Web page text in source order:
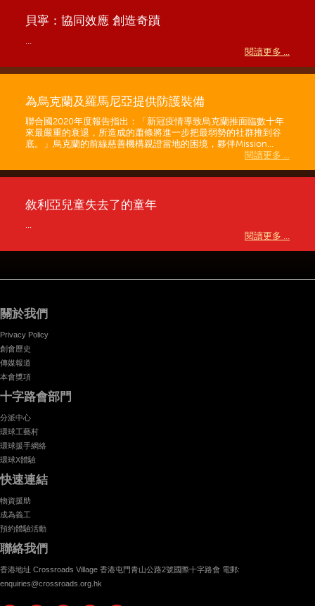
貝寧：協同效應 創造奇蹟
...
閱讀更多 ...
為烏克蘭及羅馬尼亞提供防護裝備
聯合國2020年度報告指出：「新冠疫情導致烏克蘭推面臨數十年
來最嚴重的衰退，所造成的蕭條將進一步把最弱勢的社群推到谷
底。」烏克蘭的前線慈善機構親證當地的困境，夥伴Mission...
閱讀更多 ...
敘利亞兒童失去了的童年
...
閱讀更多 ...
關於我們
Privacy Policy
創會歷史
傳媒報道
本會獎項
十字路會部門
分派中心
環球工藝村
環球援手網絡
環球X體驗
快速連結
物資援助
成為義工
預約體驗活動
聯絡我們
香港地址 Crossroads Village 香港屯門青山公路2號國際十字路會 電郵:
enquiries@crossroads.org.hk